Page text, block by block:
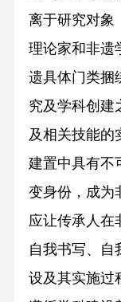
离于研究对象
理论家和非遗
遗具体门类捆
究及学科创建
及相关技能的
建置中具有不
变身份，成为
应让传承人在
自我书写、自
设及其实施过